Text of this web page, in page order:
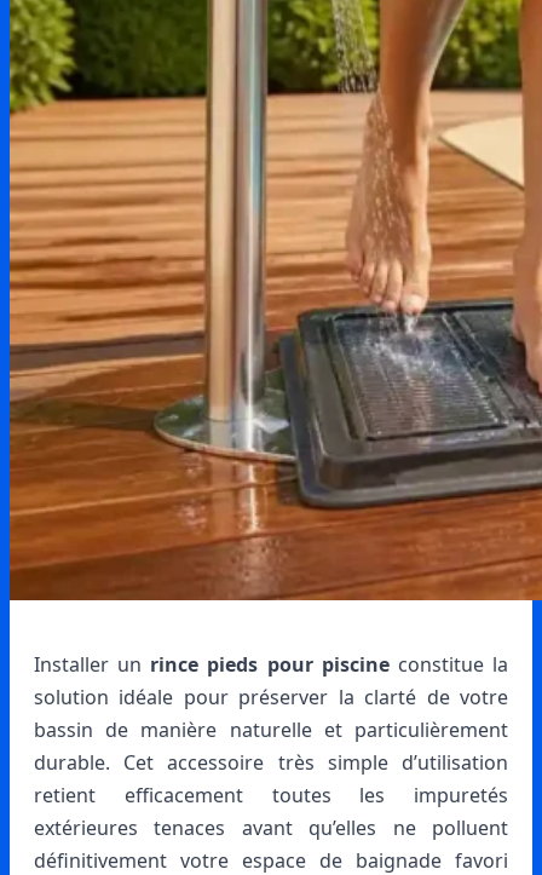
Installer un rince pieds pour piscineconstitue la
solution idéale pour préserver la clarté de votre
bassin de manière naturelle et particulièrement
durable. Cet accessoire très simple d’utilisation
retient efficacement toutes les impuretés
extérieures tenaces avant qu’elles ne polluent
définitivement votre espace de baignade favori